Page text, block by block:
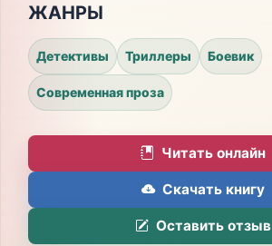
ЖАНРЫ
Детективы Триллеры Боевик
Современная проза
Читать онлайн
Скачать книгу
Оставить отзыв